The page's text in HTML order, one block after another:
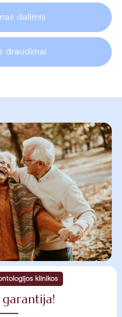
dalimis
draudimai
klinikos